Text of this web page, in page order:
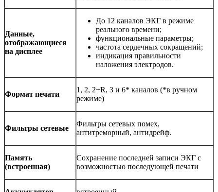
Данные,
отображающиеся
на дисплее
До 12 каналов ЭКГ в режиме
реального времени;
функциональные параметры;
частота сердечных сокращений;
индикация правильности
наложения электродов.
Формат печати
1, 2, 2+R, 3 и 6* каналов (*в ручном
режиме)
Фильтры сетевые
Фильтры сетевых помех,
антитреморный, антидрейф.
Память
(встроенная)
Сохранение последней записи ЭКГ с
возможностью последующей печати